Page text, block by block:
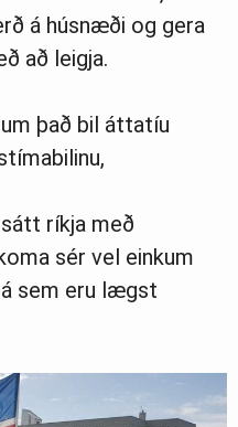
á húsnæði og gera
að leigja.
það bil áttatíu
ríkja með
sér vel einkum
sem eru lægst